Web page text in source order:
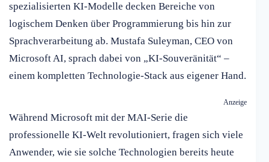
spezialisierten KI-Modelle decken Bereiche von
logischem Denken über Programmierung bis hin zur
Sprachverarbeitung ab. Mustafa Suleyman, CEO von
Microsoft AI, sprach dabei von „KI-Souveränität“ –
einem kompletten Technologie-Stack aus eigener Hand.
Anzeige
Während Microsoft mit der MAI-Serie die
professionelle KI-Welt revolutioniert, fragen sich viele
Anwender, wie sie solche Technologien bereits heute